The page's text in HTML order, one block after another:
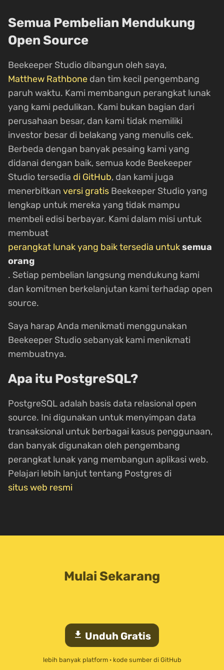
Semua Pembelian Mendukung
Open Source
Beekeeper Studio dibangun oleh saya,
Matthew Rathbone dan tim kecil pengembang
paruh waktu. Kami membangun perangkat lunak
yang kami pedulikan. Kami bukan bagian dari
perusahaan besar, dan kami tidak memiliki
investor besar di belakang yang menulis cek.
Berbeda dengan banyak pesaing kami yang
didanai dengan baik, semua kode Beekeeper
Studio tersedia di GitHub, dan kami juga
menerbitkan versi gratis Beekeeper Studio yang
lengkap untuk mereka yang tidak mampu
membeli edisi berbayar. Kami dalam misi untuk
membuat
perangkat lunak yang baik tersedia untuksemua
orang
. Setiap pembelian langsung mendukung kami
dan komitmen berkelanjutan kami terhadap open
source.
Saya harap Anda menikmati menggunakan
Beekeeper Studio sebanyak kami menikmati
membuatnya.
Apa itu PostgreSQL?
PostgreSQL adalah basis data relasional open
source. Ini digunakan untuk menyimpan data
transaksional untuk berbagai kasus penggunaan,
dan banyak digunakan oleh pengembang
perangkat lunak yang membangun aplikasi web.
Pelajari lebih lanjut tentang Postgres di
situs web resmi
Mulai Sekarang
download Unduh Gratis
lebih banyak platform· kode sumber di GitHub